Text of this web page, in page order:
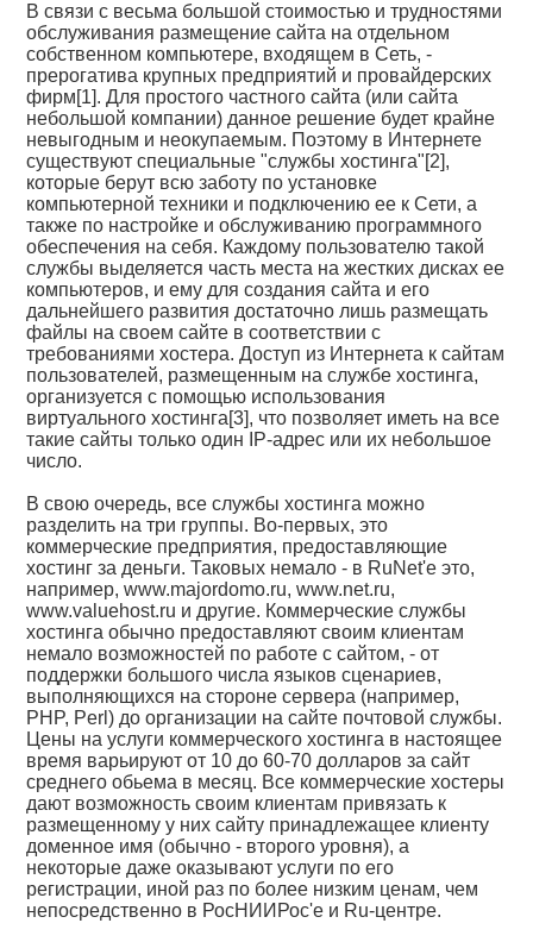
В связи с весьма большой стоимостью и трудностями
обслуживания размещение сайта на отдельном
собственном компьютере, входящем в Сеть, -
прерогатива крупных предприятий и провайдерских
фирм[1]. Для простого частного сайта (или сайта
небольшой компании) данное решение будет крайне
невыгодным и неокупаемым. Поэтому в Интернете
существуют специальные "службы хостинга"[2],
которые берут всю заботу по установке
компьютерной техники и подключению ее к Сети, а
также по настройке и обслуживанию программного
обеспечения на себя. Каждому пользователю такой
службы выделяется часть места на жестких дисках ее
компьютеров, и ему для создания сайта и его
дальнейшего развития достаточно лишь размещать
файлы на своем сайте в соответствии с
требованиями хостера. Доступ из Интернета к сайтам
пользователей, размещенным на службе хостинга,
организуется с помощью использования
виртуального хостинга[3], что позволяет иметь на все
такие сайты только один IP-адрес или их небольшое
число.
В свою очередь, все службы хостинга можно
разделить на три группы. Во-первых, это
коммерческие предприятия, предоставляющие
хостинг за деньги. Таковых немало - в RuNet'е это,
например, www.majordomo.ru, www.net.ru,
www.valuehost.ru и другие. Коммерческие службы
хостинга обычно предоставляют своим клиентам
немало возможностей по работе с сайтом, - от
поддержки большого числа языков сценариев,
выполняющихся на стороне сервера (например,
PHP, Perl) до организации на сайте почтовой службы.
Цены на услуги коммерческого хостинга в настоящее
время варьируют от 10 до 60-70 долларов за сайт
среднего обьема в месяц. Все коммерческие хостеры
дают возможность своим клиентам привязать к
размещенному у них сайту принадлежащее клиенту
доменное имя (обычно - второго уровня), а
некоторые даже оказывают услуги по его
регистрации, иной раз по более низким ценам, чем
непосредственно в РосНИИРос'е и Ru-центре.